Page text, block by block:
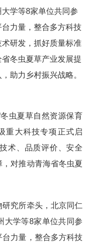
学等8家单位共同参
力量，整合多方科技
研发，抓好质量标准
冬虫夏草产业发展提
助力乡村振兴战略。
虫夏草自然资源保育
重大科技专项正式启
术、品质评价、安全
对推动青海省冬虫夏
究所牵头，北京同仁
大学等8家单位共同参
力量，整合多方科技